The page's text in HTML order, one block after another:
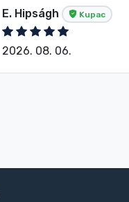
E. Hipságh Kupac
2026. 08. 06.